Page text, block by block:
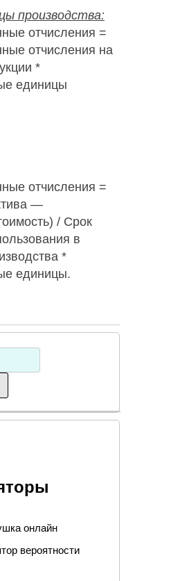
производства:
отчисления =
отчисления на
*
единицы
отчисления =
—
/ Срок
в
*
единицы.
онлайн
вероятности